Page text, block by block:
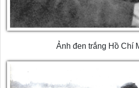
Ảnh đen trắng Hồ Chí